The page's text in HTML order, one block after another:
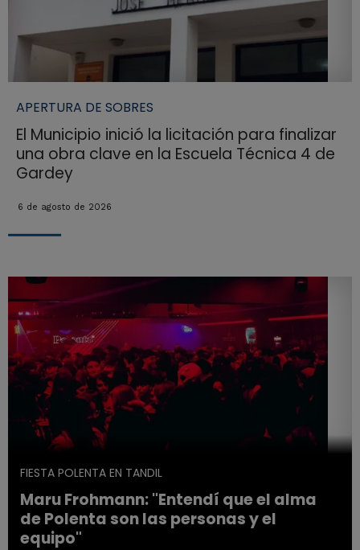
APERTURA DE SOBRES
El Municipio inició la licitación para finalizar
una obra clave en la Escuela Técnica 4 de
Gardey
6 de agosto de 2026
FIESTA POLENTA EN TANDIL
Maru Frohmann: "Entendí que el alma
de Polenta son las personas y el
equipo"